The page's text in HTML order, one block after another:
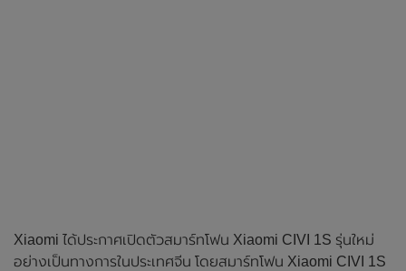
Xiaomi ได้ประกาศเปิดตัวสมาร์ทโฟน Xiaomi CIVI 1S รุ่นใหม่
อย่างเป็นทางการในประเทศจีน โดยสมาร์ทโฟน Xiaomi CIVI 1S